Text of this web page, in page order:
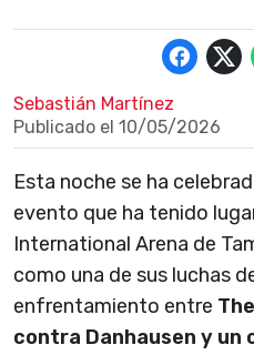
Sebastián Martínez
Publicado el 10/05/2026
Esta noche se ha
evento que ha tenido
International Arena de
como una de sus luchas
enfrentamiento entre
contra Danhausen y un